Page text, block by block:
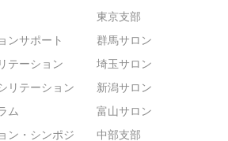
ンサポート
テーション
リテーション
ム
ン・シンポジ
東京支部
群馬サロン
埼玉サロン
新潟サロン
富山サロン
中部支部